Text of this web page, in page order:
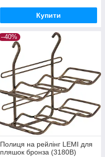
Купити
–40%
Полиця на рейлінг LEMI для
пляшок бронза (3180В)